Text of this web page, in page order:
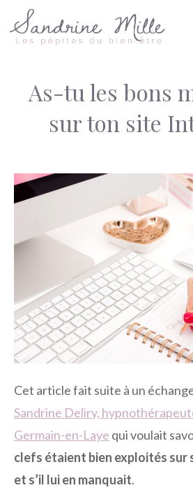
au
As-tu les bons
sur ton site
Cet article fait suite à un
Sandrine Deliry,
Germain-en-Laye qui voulait
clefs étaient bien exploités sur
et s’il lui en manquait.